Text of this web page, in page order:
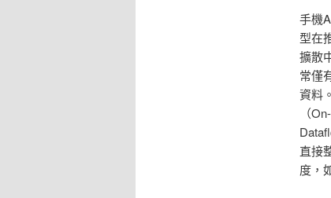
手機
型在
擴散
常僅
資料
（
直接
度，